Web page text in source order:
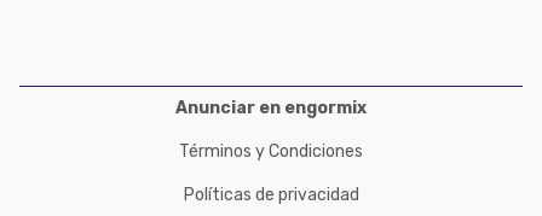
Anunciar en engormix
Términos y Condiciones
Políticas de privacidad